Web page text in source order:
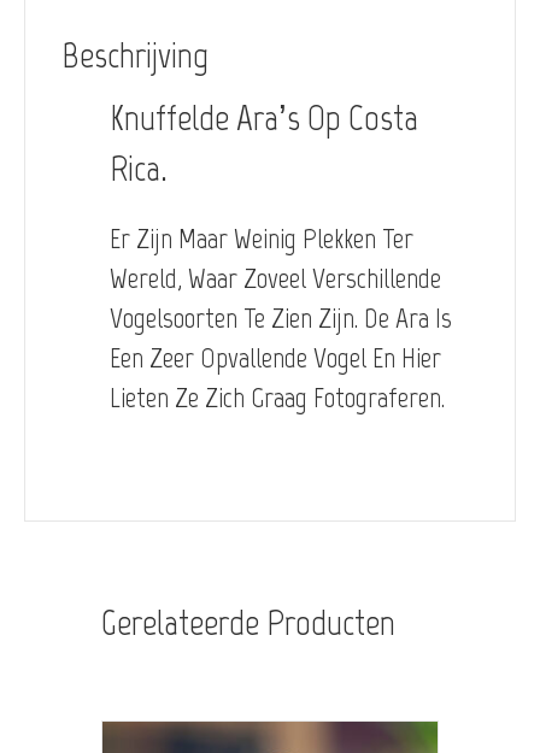
Beschrijving
Knuffelde Ara’s Op Costa
Rica.
Er Zijn Maar Weinig Plekken Ter
Wereld, Waar Zoveel Verschillende
Vogelsoorten Te Zien Zijn. De Ara Is
Een Zeer Opvallende Vogel En Hier
Lieten Ze Zich Graag Fotograferen.
Gerelateerde Producten